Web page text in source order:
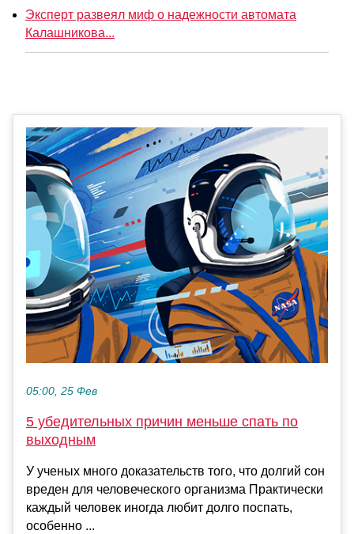
Эксперт развеял миф о надежности автомата
Калашникова...
05:00, 25 Фев
5 убедительных причин меньше спать по
выходным
У ученых много доказательств того, что долгий сон
вреден для человеческого организма Практически
каждый человек иногда любит долго поспать,
особенно ...